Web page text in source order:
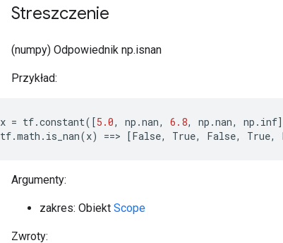
Streszczenie
(numpy) Odpowiednik np.isnan
Przykład:
x = tf.constant([5.0, np .nan, 6.8, np .nan, np . inf
tf.math . is_nan(x) ==> [False, True, False, True,
Argumenty:
zakres: Obiekt Scope
Zwroty: